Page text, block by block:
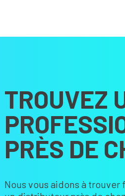
TROUVEZ
PRÈS DE
Nous vous aidons à